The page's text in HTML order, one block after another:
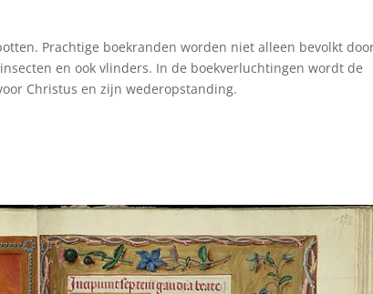
Prachtige boekranden worden niet alleen bevolkt
en ook vlinders. In de boekverluchtingen wordt de
Christus en zijn wederopstanding.